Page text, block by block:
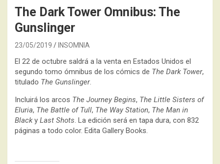
The Dark Tower Omnibus: The
Gunslinger
23/05/2019 INSOMNIA
El 22 de octubre saldrá a la venta en Estados Unidos el
segundo tomo ómnibus de los cómics de The Dark Tower,
titulado The Gunslinger.
Incluirá los arcos The Journey Begins, The Little Sisters of
Eluria, The Battle of Tull, The Way Station, The Man in
Blacky Last Shots. La edición será en tapa dura, con 832
páginas a todo color. Edita Gallery Books.